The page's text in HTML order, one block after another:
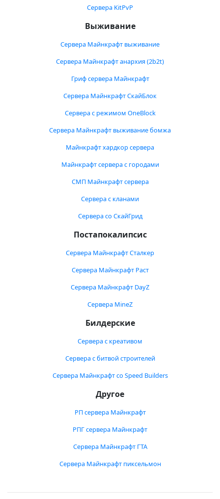
Сервера KitPvP
Выживание
Сервера Майнкрафт выживание
Сервера Майнкрафт анархия (2b2t)
Гриф сервера Майнкрафт
Сервера Майнкрафт СкайБлок
Сервера с режимом OneBlock
Сервера Майнкрафт выживание бомжа
Майнкрафт хардкор сервера
Майнкрафт сервера с городами
СМП Майнкрафт сервера
Сервера с кланами
Сервера со СкайГрид
Постапокалипсис
Сервера Майнкрафт Сталкер
Сервера Майнкрафт Раст
Сервера Майнкрафт DayZ
Сервера MineZ
Билдерские
Сервера с креативом
Сервера с битвой строителей
Сервера Майнкрафт со Speed Builders
Другое
РП сервера Майнкрафт
РПГ сервера Майнкрафт
Сервера Майнкрафт ГТА
Сервера Майнкрафт пиксельмон